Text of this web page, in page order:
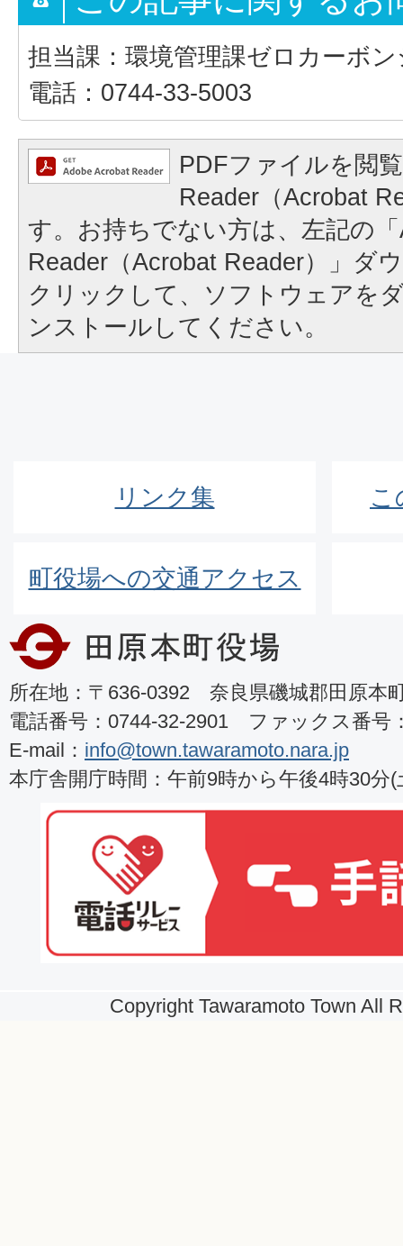
担当課：環境管理課ゼロカーボ
電話：0744-33-5003
PDFファイルを閲
Reader（Acrobat
す。お持ちでない方は、左記の
Reader（Acrobat Reader）」ダ
クリックして、ソフトウェアを
ンストールしてください。
リンク集 こ
町役場への交通アクセス
所在地：〒636-0392 奈良県磯城郡田原本
電話番号：0744-32-2901 ファックス番号
E-mail： info@town.tawaramoto.nara.jp
本庁舎開庁時間：午前9時から午後4時30分
Copyright Tawaramoto Town All